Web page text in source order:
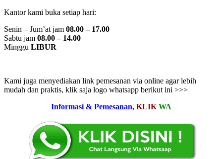
Kantor kami buka setiap hari:
Senin – Jum’at jam 08.00 – 17.00
Sabtu jam 08.00 – 14.00
Minggu LIBUR
Kami juga menyediakan link pemesanan via online agar lebih
mudah dan praktis, klik saja logo whatsapp berikut ini >>>
Informasi & Pemesanan, KLIK WA